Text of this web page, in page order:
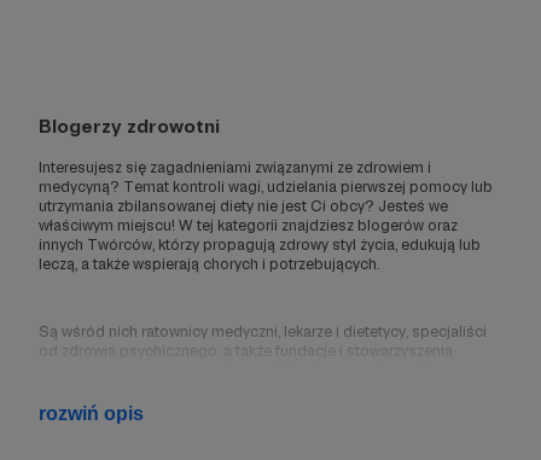
Blogerzy zdrowotni
Interesujesz się zagadnieniami związanymi ze zdrowiem i
medycyną? Temat kontroli wagi, udzielania pierwszej pomocy lub
utrzymania zbilansowanej diety nie jest Ci obcy? Jesteś we
właściwym miejscu! W tej kategorii znajdziesz blogerów oraz
innych Twórców, którzy propagują zdrowy styl życia, edukują lub
leczą, a także wspierają chorych i potrzebujących.
Są wśród nich ratownicy medyczni, lekarze i dietetycy, specjaliści
od zdrowia psychicznego, a także fundacje i stowarzyszenia
Patronite!
rozwiń opis